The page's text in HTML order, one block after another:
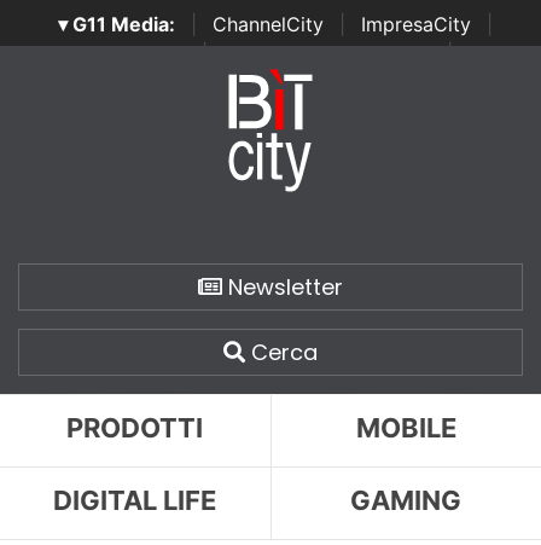
▾ G11 Media: ChannelCity ImpresaCity
SecurityOpenLab | Italian Channel Awards | Italian
Italian Security Awards
Newsletter
Cerca
PRODOTTI MOBILE
DIGITAL LIFE GAMING